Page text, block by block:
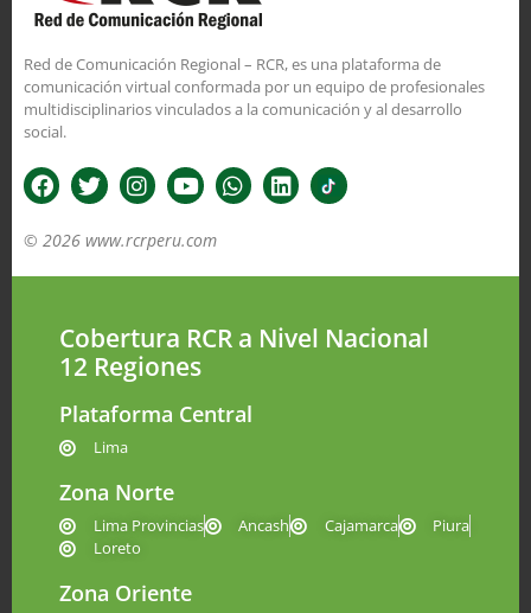
Red de Comunicación Regional – RCR, es una plataforma de
comunicación virtual conformada por un equipo de profesionales
multidisciplinarios vinculados a la comunicación y al desarrollo
social.
© 2026 www.rcrperu.com
Cobertura RCR a Nivel Nacional
12 Regiones
Plataforma Central
Lima
Zona Norte
Lima Provincias Ancash Cajamarca
Piura
Loreto
Zona Oriente